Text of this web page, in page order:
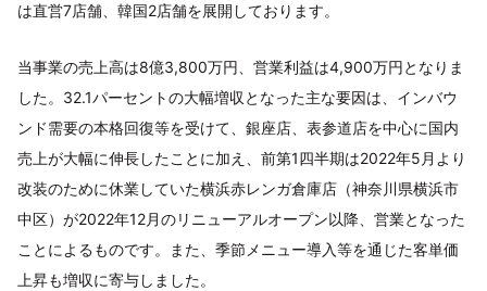
は直営7店舗、韓国2店舗を展開しております。
当事業の売上高は8億3,800万円、営業利益は4,900万円となりま
した。32.1パーセントの大幅増収となった主な要因は、インバウ
ンド需要の本格回復等を受けて、銀座店、表参道店を中心に国内
売上が大幅に伸長したことに加え、前第1四半期は2022年5月より
改装のために休業していた横浜赤レンガ倉庫店（神奈川県横浜市
中区）が2022年12月のリニューアルオープン以降、営業となった
ことによるものです。また、季節メニュー導入等を通じた客単価
上昇も増収に寄与しました。